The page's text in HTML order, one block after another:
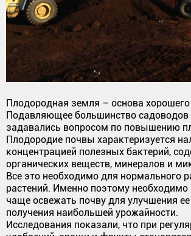
Плодородная земля – основа
Подавляющее большинство садоводов
задавались вопросом по повышению
Плодородие почвы характеризуется
концентрацией полезных бактерий,
органических веществ, минералов и
Все это необходимо для нормального
растений. Именно поэтому
чаще освежать почву для улучшения ее
получения наибольшей урожайности.
Исследования показали, что при